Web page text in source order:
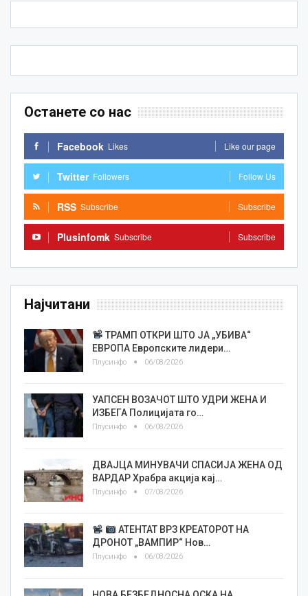
Останете со нас
Facebook Likes Like our page
Twitter Followers Follow Us
RSS Subscribe Subscribe
Plusinfomk Subscribe Subscribe
Најчитани
ТРАМП ОТКРИ ШТО ЈА „УБИВА“
ЕВРОПА Европските лидери…
Плусинфо 06/08/2026
УАПСЕН ВОЗАЧОТ ШТО УДРИ ЖЕНА И
ИЗБЕГА Полицијата го…
Плусинфо 06/08/2026
ДВАЈЦА МИНУВАЧИ СПАСИЈА ЖЕНА ОД
ВАРДАР Храбра акција кај…
Плусинфо 07/08/2026
АТЕНТАТ ВРЗ КРЕАТОРОТ НА
ДРОНОТ „ВАМПИР“ Нов…
Плусинфо 06/08/2026